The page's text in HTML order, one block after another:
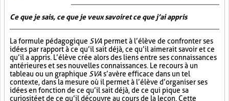
Ce que je sais, ce que je veux savoir et ce que j’ai appris
La formule pédagogique SVA permet à l’élève de confronter ses
idées par rapport à ce qu’il sait déjà, ce qu’il aimerait savoir et ce
qu’il a appris. L’élève crée alors des liens entre ses connaissances
antérieures et ses nouvelles connaissances. Le recours à un
tableau ou un graphique SVA s’avère efficace dans un tel
contexte, dans la mesure où il permet à l’élève d’organiser ses
idées en fonction de ce qu’il sait déjà, de ce qui pique sa
curiosité et de ce qu’il découvre au cours de la leçon. Cette